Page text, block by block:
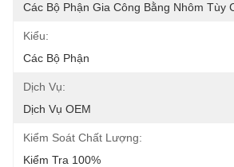
Các Bộ Phận Gia Công Bằng Nhôm Tùy
Kiểu:
Các Bộ Phận
Dịch Vụ:
Dịch Vụ OEM
Kiểm Soát Chất Lượng:
Kiểm Tra 100%